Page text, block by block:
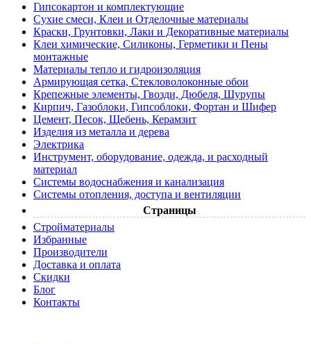
Гипсокартон и комплектующие
Сухие смеси, Клеи и Отделочные материалы
Краски, Грунтовки, Лаки и Декоративные материалы
Клеи химические, Силиконы, Герметики и Пены
монтажные
Материалы тепло и гидроизоляция
Армирующая сетка, Стекловолоконные обои
Крепежные элементы, Гвозди, Дюбеля, Шурупы
Кирпич, Газоблоки, Гипсоблоки, Фортан и Шифер
Цемент, Песок, Щебень, Керамзит
Изделия из металла и дерева
Электрика
Инструмент, оборудование, одежда, и расходный
материал
Системы водоснабжения и канализация
Системы отопления, доступа и вентиляции
Страницы
Cтройматериалы
Избранные
Производители
Доставка и оплата
Скидки
Блог
Контакты